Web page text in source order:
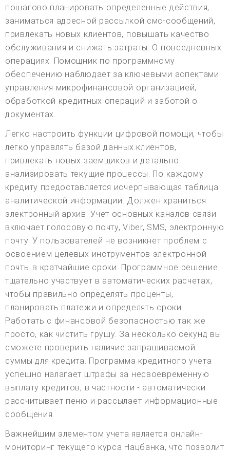
пошагово планировать определенные действия,
заниматься адресной рассылкой смс-сообщений,
привлекать новых клиентов, повышать качество
обслуживания и снижать затраты. О повседневных
операциях. Помощник по программному
обеспечению наблюдает за ключевыми аспектами
управления микрофинансовой организацией,
обработкой кредитных операций и заботой о
документах.
Легко настроить функции цифровой помощи, чтобы
легко управлять базой данных клиентов,
привлекать новых заемщиков и детально
анализировать текущие процессы. По каждому
кредиту предоставляется исчерпывающая таблица
аналитической информации. Должен храниться
электронный архив. Учет основных каналов связи
включает голосовую почту, Viber, SMS, электронную
почту. У пользователей не возникнет проблем с
освоением целевых инструментов электронной
почты в кратчайшие сроки. Программное решение
тщательно участвует в автоматических расчетах,
чтобы правильно определять проценты,
планировать платежи и определять сроки.
Работать с финансовой безопасностью так же
просто, как чистить грушу. За несколько секунд вы
сможете проверить наличие запрашиваемой
суммы для кредита. Программа кредитного учета
успешно налагает штрафы за несвоевременную
выплату кредитов, в частности - автоматически
рассчитывает пеню и рассылает информационные
сообщения.
Важнейшим элементом учета является онлайн-
мониторинг текущего курса Нацбанка, что позволит